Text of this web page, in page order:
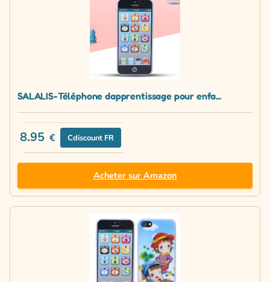
SALALIS-Téléphone dapprentissage pour enfa...
8.95 € Cdiscount FR
Acheter sur Amazon